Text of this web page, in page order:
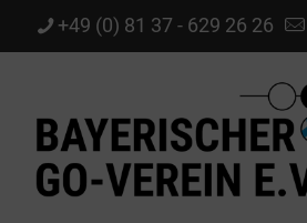
+49 (0) 81 37 - 629 26 26